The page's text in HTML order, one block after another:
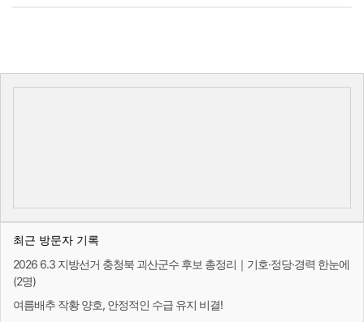
최근 방문자 기록
2026 6.3 지방선거 충청북 괴산군수 후보 총정리｜기호·정당·경력 한눈에
(2명)
여름배추 작황 양호, 안정적인 수급 유지 비결!